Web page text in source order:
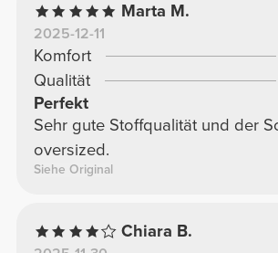
Marta M.
2025-12-11
Komfort
Qualität
Perfekt
Sehr gute Stoffqualität und der
oversized.
Siehe Original
Chiara B.